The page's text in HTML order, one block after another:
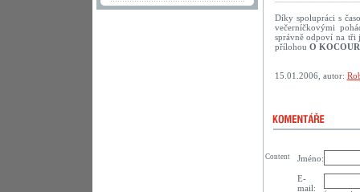
Díky spolupráci s
večerníčkovými
správně odpoví na tři
přílohou O
15.01.2006, autor:
Jméno:
E-
mail:
Content